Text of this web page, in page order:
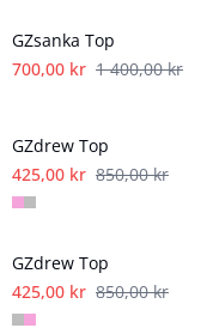
GZsanka Top
700,00 kr 1 400,00 kr
GZdrew Top
425,00 kr 850,00 kr
- 50%
GZdrew Top
425,00 kr 850,00 kr